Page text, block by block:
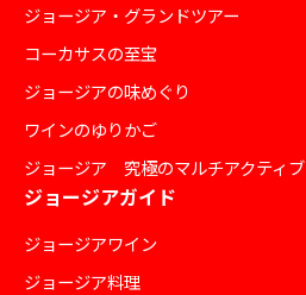
ジョージア・グランドツアー
コーカサスの至宝
ジョージアの味めぐり
ワインのゆりかご
ジョージア 究極のマルチアクティブ
ジョージアガイド
ジョージアワイン
ジョージア料理